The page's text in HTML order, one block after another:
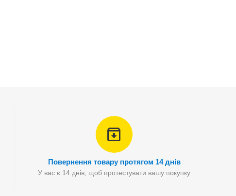
Повернення товару протягом 14 днів
У вас є 14 днів, щоб протестувати вашу покупку